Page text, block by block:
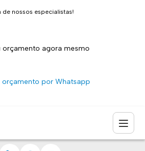
nossos especialistas!
orçamento agora mesmo
orçamento por Whatsapp